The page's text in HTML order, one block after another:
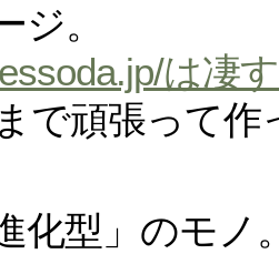
ジ。
は凄
で頑張って作
化型」のモノ